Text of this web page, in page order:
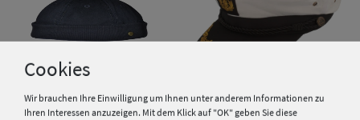
Cookies
Wir brauchen Ihre Einwilligung um Ihnen unter anderem Informationen zu
Ihren Interessen anzuzeigen. Mit dem Klick auf "OK" geben Sie diese